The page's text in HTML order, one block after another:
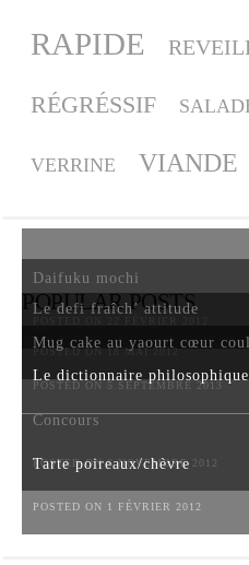
RAPIDE
RÉGRÉSSIF
VERRINE VIANDE
POPULAR POSTS
Daifuku mochi
Le defi fraîch’ attitude
POSTED ON 18 MAI 2012
Mug cake au yaourt cœur
POSTED ON 5 SEPTEMBRE 2013
Le dictionnaire
Concours
POSTED ON 6 NOVEMBRE 2012
Tarte poireaux/chèvre
POSTED ON 1 FÉVRIER 2012